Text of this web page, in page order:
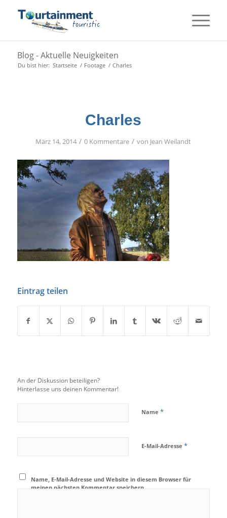
Blog - Aktuelle Neuigkeiten
Du bist hier: Startseite / Footage / Charles
Charles
März 14, 2014 / 0 Kommentare / von Jean Weilandt
Eintrag teilen
An der Diskussion beteiligen?
Hinterlasse uns deinen Kommentar!
Name *
E-Mail-Adresse *
Name, E-Mail-Adresse und Website in diesem Browser für
meinen nächsten Kommentar speichern.